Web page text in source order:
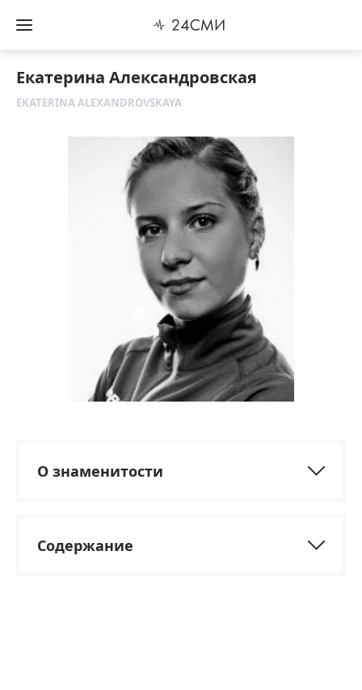
Екатерина Александровская
EKATERINA ALEXANDROVSKAYA
О знаменитости
Содержание